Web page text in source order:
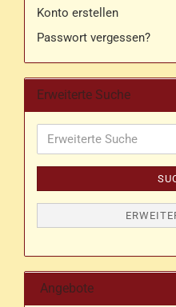
Konto erstellen
Passwort vergessen?
Erweiterte Suche
Erweiterte
Suche
Angebote